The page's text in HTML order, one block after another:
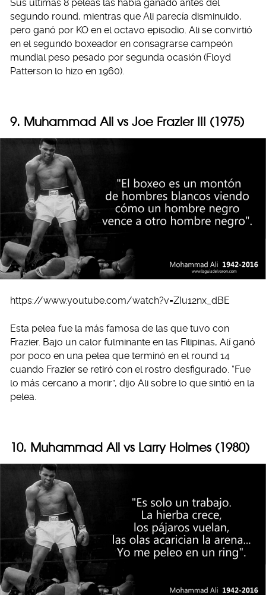
Sus últimas 8 peleas las había ganado antes del
segundo round, mientras que Ali parecía disminuido,
pero ganó por KO en el octavo episodio. Ali se convirtió
en el segundo boxeador en consagrarse campeón
mundial peso pesado por segunda ocasión (Floyd
Patterson lo hizo en 1960).
9. Muhammad Ali vs Joe Frazier III (1975)
https://www.youtube.com/watch?v=ZIu12nx_dBE
Esta pelea fue la más famosa de las que tuvo con
Frazier. Bajo un calor fulminante en las Filipinas, Alí ganó
por poco en una pelea que terminó en el round 14
cuando Frazier se retiró con el rostro desfigurado. “Fue
lo más cercano a morir”, dijo Ali sobre lo que sintió en la
pelea.
10. Muhammad Ali vs Larry Holmes (1980)